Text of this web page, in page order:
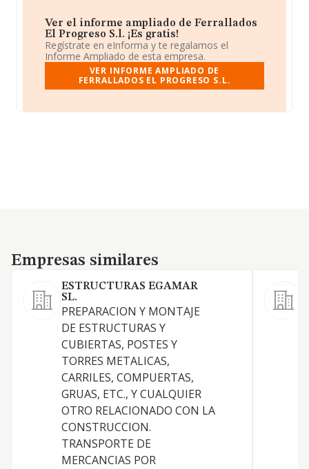
Ver el informe ampliado de Ferrallados
El Progreso S.l. ¡Es gratis!
Regístrate en eInforma y te regalamos el
Informe Ampliado de esta empresa.
VER INFORME AMPLIADO DE
FERRALLADOS EL PROGRESO S.L.
Empresas similares
Empresas similares
ESTRUCTURAS EGAMAR
SL.
PREPARACION Y MONTAJE
DE ESTRUCTURAS Y
CUBIERTAS, POSTES Y
TORRES METALICAS,
CARRILES, COMPUERTAS,
GRUAS, ETC., Y CUALQUIER
OTRO RELACIONADO CON LA
CONSTRUCCION.
TRANSPORTE DE
MERCANCIAS POR